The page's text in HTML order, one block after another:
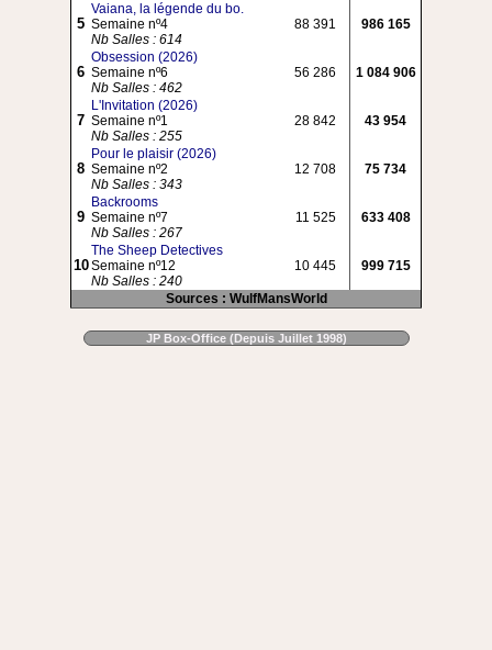
5
Vaiana, la légende du bo.
Semaine nº4
Nb Salles : 614
88 391 986 165
6
Obsession (2026)
Semaine nº6
Nb Salles : 462
56 286 1 084 906
7
L'Invitation (2026)
Semaine nº1
Nb Salles : 255
28 842 43 954
8
Pour le plaisir (2026)
Semaine nº2
Nb Salles : 343
12 708 75 734
9
Backrooms
Semaine nº7
Nb Salles : 267
11 525 633 408
10
The Sheep Detectives
Semaine nº12
Nb Salles : 240
10 445 999 715
Sources : WulfMansWorld
JP Box-Office (Depuis Juillet 1998)